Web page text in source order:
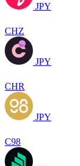
JPY
CHZ
JPY
CHR
JPY
C98